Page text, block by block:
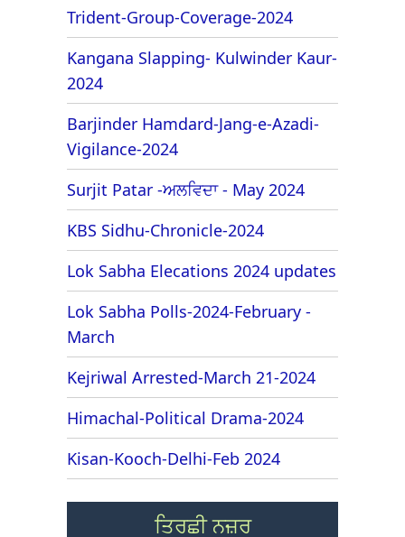
Trident-Group-Coverage-2024
Kangana Slapping- Kulwinder Kaur-
2024
Barjinder Hamdard-Jang-e-Azadi-
Vigilance-2024
Surjit Patar -ਅਲਵਿਦਾ - May 2024
KBS Sidhu-Chronicle-2024
Lok Sabha Elecations 2024 updates
Lok Sabha Polls-2024-February -
March
Kejriwal Arrested-March 21-2024
Himachal-Political Drama-2024
Kisan-Kooch-Delhi-Feb 2024
ਤਿਰਛੀ ਨਜ਼ਰ